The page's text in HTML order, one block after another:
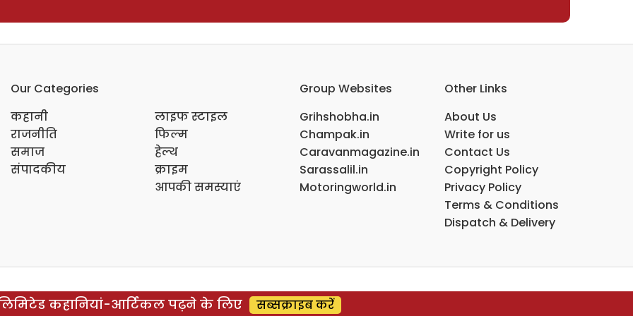
Our Categories
कहानी
राजनीति
समाज
संपादकीय
लाइफ स्टाइल
फिल्म
हेल्थ
क्राइम
आपकी समस्याएं
Group Websites
Grihshobha.in
Champak.in
Caravanmagazine.in
Sarassalil.in
Motoringworld.in
Other Links
About Us
Write for us
Contact Us
Copyright Policy
Privacy Policy
Terms & Conditions
Dispatch & Delivery
कहानियां-आर्टिकल पढ़ने के लिए सब्सक्राइब करें